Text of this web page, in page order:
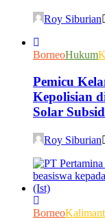
Roy Siburian
BorneoHukum
Pemicu
Kepolisian
Solar
Roy Siburian
Borneo